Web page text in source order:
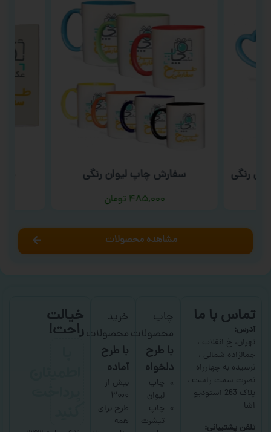
رنگی سفارش چاپ لیوان رنگی
۴۸۵,۰۰۰ تومان
مشاهده محصولات
تماس با ما
آدرس:
تهران، خ انقلاب ،
جمالزاده شمالی ،
نرسیده به چهارراه
نصرت سمت راست ،
پلاک 263 استودیو
اشا
تلفن پشتیبانی:
چاپ
محصولات
با طرح
دلخواه
چاپ
لیوان
چاپ
تیشرت
خرید
محصولات
با طرح
آماده
بیش از
۳۰۰۰
طرح برای
همه
خیالت
راحت!